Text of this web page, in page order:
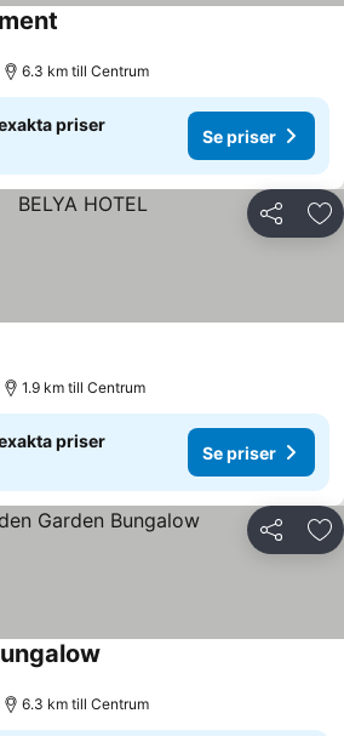
6.3 km till Centrum
priser
Se priser
Dela
1.9 km till Centrum
priser
Se priser
Dela
6.3 km till Centrum